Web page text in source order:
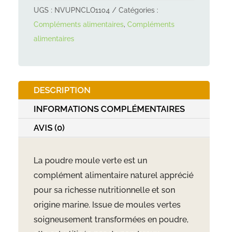
de
moules
vertes
UGS : NVUPNCLO1104
Catégories :
Compléments alimentaires, Compléments
alimentaires
DESCRIPTION
INFORMATIONS COMPLÉMENTAIRES
AVIS (0)
La poudre moule verte est un
complément alimentaire naturel apprécié
pour sa richesse nutritionnelle et son
origine marine. Issue de moules vertes
soigneusement transformées en poudre,